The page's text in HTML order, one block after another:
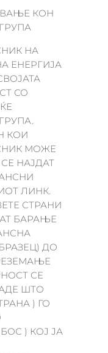
КОН
НА
ЕНЕРГИЈА
СО
КОИ
МОЖЕ
НАЈДАТ
ЛИНК.
СТРАНИ
БАРАЊЕ
ДО
СЕ
ШТО
) ГО
) КОЈ ЈА